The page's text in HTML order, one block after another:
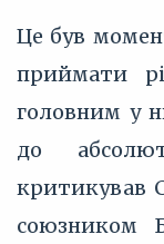
Це був
приймати
головним у
до
критикував
союзником